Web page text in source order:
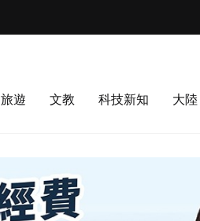
旅遊 文教 科技新知 大陸